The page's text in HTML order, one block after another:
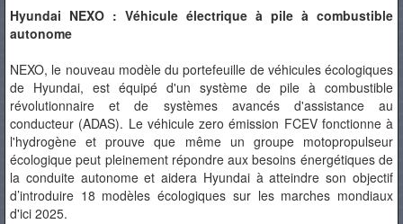
Hyundai NEXO : Véhicule électrique à pile à combustible
autonome
NEXO, le nouveau modèle du portefeuille de véhicules écologiques
de Hyundai, est équipé d'un système de pile à combustible
révolutionnaire et de systèmes avancés d'assistance au
conducteur (ADAS). Le véhicule zero émission FCEV fonctionne à
l'hydrogène et prouve que même un groupe motopropulseur
écologique peut pleinement répondre aux besoins énergétiques de
la conduite autonome et aidera Hyundai à atteindre son objectif
d’introduire 18 modèles écologiques sur les marches mondiaux
d'ici 2025.